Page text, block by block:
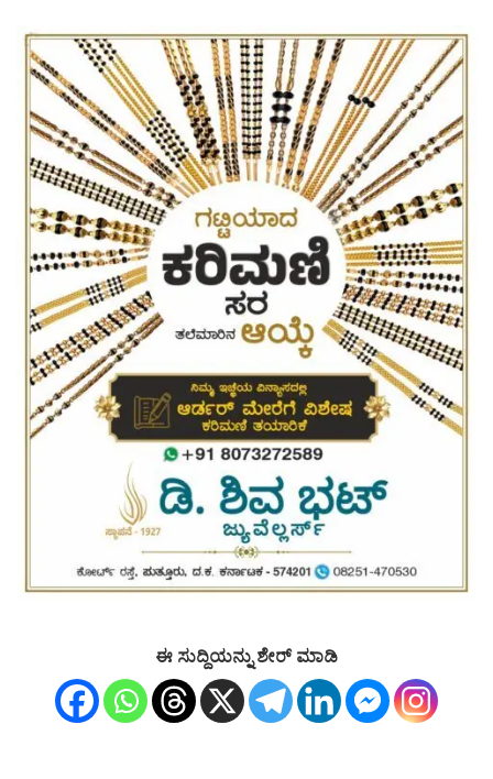
ಈ ಸುದ್ದಿಯನ್ನು ಶೇರ್ ಮಾಡಿ